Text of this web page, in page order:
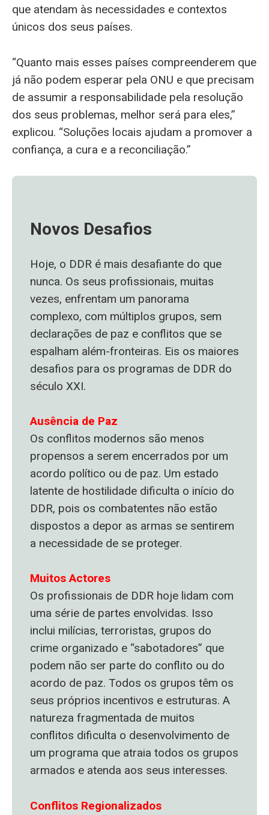
que atendam às necessidades e contextos
únicos dos seus países.
“Quanto mais esses países compreenderem que
já não podem esperar pela ONU e que precisam
de assumir a responsabilidade pela resolução
dos seus problemas, melhor será para eles,”
explicou. “Soluções locais ajudam a promover a
confiança, a cura e a reconciliação.”
Novos Desafios
Hoje, o DDR é mais desafiante do que
nunca. Os seus profissionais, muitas
vezes, enfrentam um panorama
complexo, com múltiplos grupos, sem
declarações de paz e conflitos que se
espalham além-fronteiras. Eis os maiores
desafios para os programas de DDR do
século XXI.
Ausência de Paz
Os conflitos modernos são menos
propensos a serem encerrados por um
acordo político ou de paz. Um estado
latente de hostilidade dificulta o início do
DDR, pois os combatentes não estão
dispostos a depor as armas se sentirem
a necessidade de se proteger.
Muitos Actores
Os profissionais de DDR hoje lidam com
uma série de partes envolvidas. Isso
inclui milícias, terroristas, grupos do
crime organizado e “sabotadores” que
podem não ser parte do conflito ou do
acordo de paz. Todos os grupos têm os
seus próprios incentivos e estruturas. A
natureza fragmentada de muitos
conflitos dificulta o desenvolvimento de
um programa que atraia todos os grupos
armados e atenda aos seus interesses.
Conflitos Regionalizados